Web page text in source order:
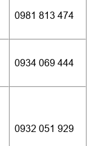
0981 813 474
0934 069 444
0932 051 929